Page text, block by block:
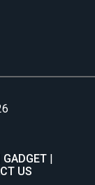
GADGET
US